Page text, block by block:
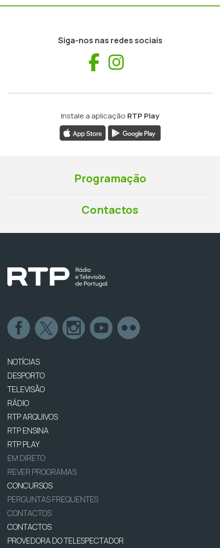
Siga-nos nas redes sociais
Facebook
Instale a aplicação RTP Play
Programação
Contactos
NOTÍCIAS
DESPORTO
TELEVISÃO
RÁDIO
RTP ARQUIVOS
RTP ENSINA
RTP PLAY
EM DIRETO
REVER PROGRAMAS
CONCURSOS
PERGUNTAS FREQUENTES
CONTACTOS
CONTACTOS
PROVEDORA DO TELESPECTADOR